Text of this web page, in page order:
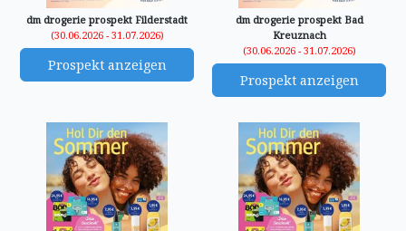
dm drogerie prospekt Filderstadt
(30.06.2026 - 31.07.2026)
Prospekt anzeigen
dm drogerie prospekt Bad
Kreuznach
(30.06.2026 - 31.07.2026)
Prospekt anzeigen